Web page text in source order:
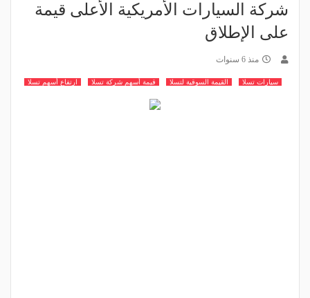
شركة السيارات الأمريكية الأعلى قيمة
على الإطلاق
منذ 6 سنوات
سيارات تسلا القيمة السوقية لتسلا قيمة أسهم شركة تسلا ارتفاع أسهم تسلا